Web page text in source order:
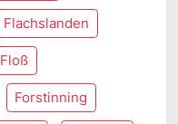
Flachslanden
Floß
Forstinning